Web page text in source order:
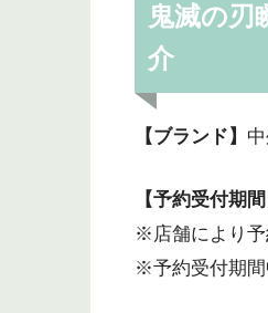
鬼滅の刃
介
【ブランド】
【予約受付期間
※店舗により予
※予約受付期間